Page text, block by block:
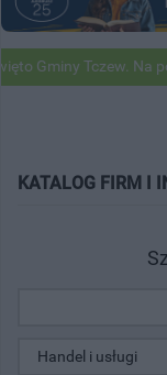
Gminy Tczew. Na
KATALOG FIRM I